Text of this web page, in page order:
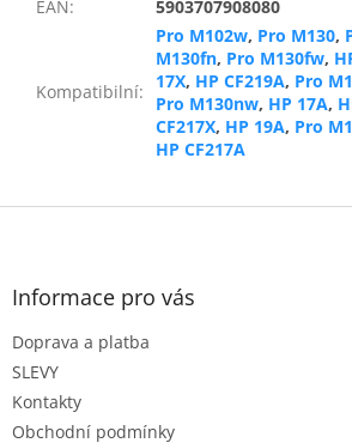
EAN: 5903707908080
Kompatibilní:
Pro M102w, Pro M130,
M130fn, Pro M130fw,
17X, HP CF219A, Pro
Pro M130nw, HP 17A,
CF217X, HP 19A, Pro
HP CF217A
Z
Informace pro vás
Doprava a platba
SLEVY
Kontakty
Obchodní podmínky